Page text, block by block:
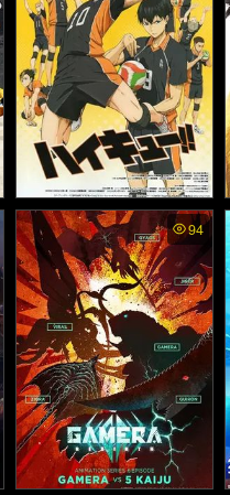
Haikyuu พากย์ไทย - คู่ตบฟ้
าประทาน (2014)
94